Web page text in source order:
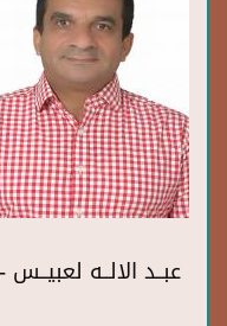
عبــد الالــه